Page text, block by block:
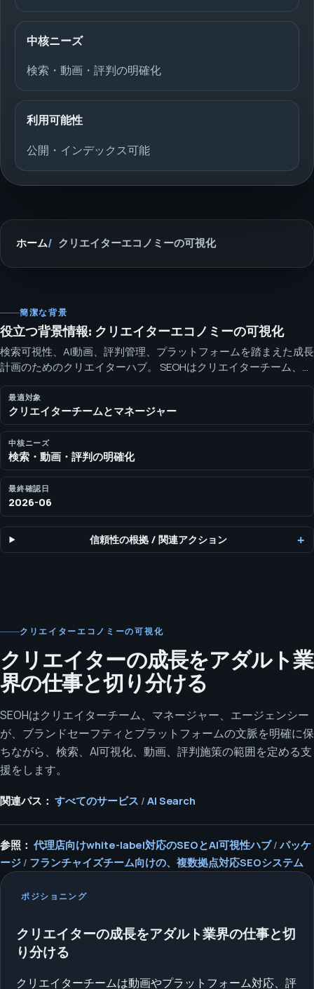
中核ニーズ
検索・動画・評判の明確化
利用可能性
公開・インデックス可能
ホーム クリエイターエコノミーの可視化
簡潔な背景
役立つ背景情報: クリエイターエコノミーの可視化
検索可視性、AI動画、評判管理、プラットフォームを踏まえた成長
計画のためのクリエイターハブ。 SEOHはクリエイターチーム、マ
ネージャー、エージェンシーが、ブランドセーフティとプラット
フォームの文脈を明確に保ちながら、検索、AI可視化、動画、評判
施策の範囲を定める支援をします。
最適対象
クリエイターチームとマネージャー
中核ニーズ
検索・動画・評判の明確化
最終確認日
2026-06
信頼性の根拠 /関連アクション
クリエイターエコノミーの可視化
クリエイターの成長をアダルト業
界の仕事と切り分ける
SEOHはクリエイターチーム、マネージャー、エージェンシー
が、ブランドセーフティとプラットフォームの文脈を明確に保
ちながら、検索、AI可視化、動画、評判施策の範囲を定める支
援をします。
関連パス： すべてのサービス / AI Search
参照： 代理店向けwhite-label対応のSEOとAI可視性ハブ/ パッケ
ージ / フランチャイズチーム向けの、複数拠点対応SEOシステム
ポジショニング
クリエイターの成長をアダルト業界の仕事と切
り分ける
クリエイターチームは動画やプラットフォーム対応、評